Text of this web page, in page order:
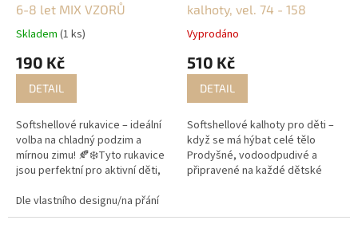
6-8 let MIX VZORŮ
Skladem (1 ks)
190 Kč
DETAIL
Softshellové rukavice – ideální
volba na chladný podzim a
mírnou zimu! 🍂❄️Tyto rukavice
jsou perfektní pro aktivní děti,
potřebují udržet ruce v teple.
Díky fleesové...
Dle vlastního designu/na přání
kalhoty, vel. 74 - 158
Vyprodáno
510 Kč
DETAIL
Softshellové kalhoty pro děti –
když se má hýbat celé tělo
Prodyšné, vodoodpudivé a
připravené na každé dětské
navržené pro aktivní děti, které